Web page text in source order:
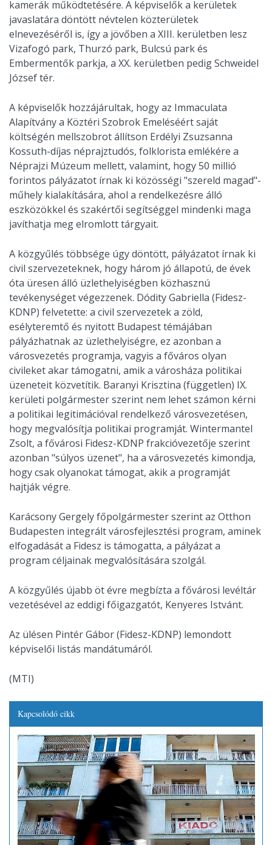
kamerák működtetésére. A képviselők a kerületek
javaslatára döntött névtelen közterületek
elnevezéséről is, így a jövőben a XIII. kerületben lesz
Vizafogó park, Thurzó park, Bulcsú park és
Embermentők parkja, a XX. kerületben pedig Schweidel
József tér.
A képviselők hozzájárultak, hogy az Immaculata
Alapítvány a Köztéri Szobrok Emeléséért saját
költségén mellszobrot állítson Erdélyi Zsuzsanna
Kossuth-díjas néprajztudós, folklorista emlékére a
Néprajzi Múzeum mellett, valamint, hogy 50 millió
forintos pályázatot írnak ki közösségi "szereld magad"-
műhely kialakítására, ahol a rendelkezésre álló
eszközökkel és szakértői segítséggel mindenki maga
javíthatja meg elromlott tárgyait.
A közgyűlés többsége úgy döntött, pályázatot írnak ki
civil szervezeteknek, hogy három jó állapotú, de évek
óta üresen álló üzlethelyiségben közhasznú
tevékenységet végezzenek. Dódity Gabriella (Fidesz-
KDNP) felvetette: a civil szervezetek a zöld,
esélyteremtő és nyitott Budapest témájában
pályázhatnak az üzlethelyiségre, ez azonban a
városvezetés programja, vagyis a főváros olyan
civileket akar támogatni, amik a városháza politikai
üzeneteit közvetítik. Baranyi Krisztina (független) IX.
kerületi polgármester szerint nem lehet számon kérni
a politikai legitimációval rendelkező városvezetésen,
hogy megvalósítja politikai programját. Wintermantel
Zsolt, a fővárosi Fidesz-KDNP frakcióvezetője szerint
azonban "súlyos üzenet", ha a városvezetés kimondja,
hogy csak olyanokat támogat, akik a programját
hajtják végre.
Karácsony Gergely főpolgármester szerint az Otthon
Budapesten integrált városfejlesztési program, aminek
elfogadását a Fidesz is támogatta, a pályázat a
program céljainak megvalósítására szolgál.
A közgyűlés újabb öt évre megbízta a fővárosi levéltár
vezetésével az eddigi főigazgatót, Kenyeres Istvánt.
Az ülésen Pintér Gábor (Fidesz-KDNP) lemondott
képviselői listás mandátumáról.
(MTI)
Kapcsolódó cikk